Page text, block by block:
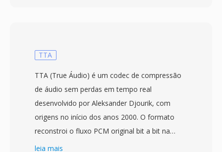
profissionais incluindo MPEG-2, AVC-Intra,
tornando-o adaptavel a vários níveis de
qualidade, desde edição proxy até arquivo de
qualidade master. Uma estrutura extensiva de
metadados é uma das características
definidoras do MXF, carregando informações
TTA
TTA (True Áudio) é um codec de compressão
de áudio sem perdas em tempo real
desenvolvido por Aleksander Djourik, com
origens no início dos anos 2000. O formato
reconstroi o fluxo PCM original bit a bit na
decodificação, garantindo que nenhum detalhe
leia mais